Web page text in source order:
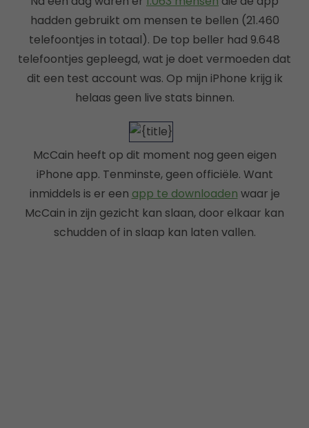
hadden gebruikt om mensen te bellen (21.460
telefoontjes in totaal). De top beller had 9.648
telefoontjes gepleegd, wat je doet vermoeden dat
dit een test account was. Op mijn iPhone krijg ik
helaas geen live stats binnen.
McCain heeft op dit moment nog geen eigen
iPhone app. Tenminste, geen officiële. Want
inmiddels is er een app te downloaden waar je
McCain in zijn gezicht kan slaan, door elkaar kan
schudden of in slaap kan laten vallen.